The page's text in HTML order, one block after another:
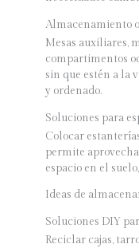
Almacenamiento
Mesas auxiliares,
compartimentos
sin que estén a la
y ordenado.
Soluciones para
Colocar
permite
espacio en el
Ideas de
Soluciones DIY
Reciclar cajas,